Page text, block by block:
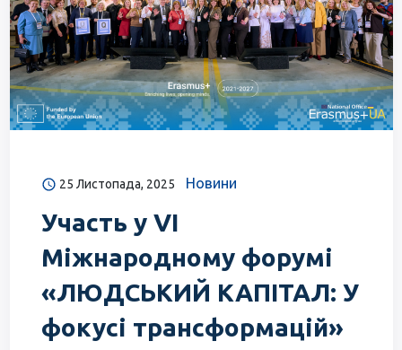
25 Листопада, 2025 Новини
Участь у VI
Міжнародному форумі
«ЛЮДСЬКИЙ КАПІТАЛ: У
фокусі трансформацій»